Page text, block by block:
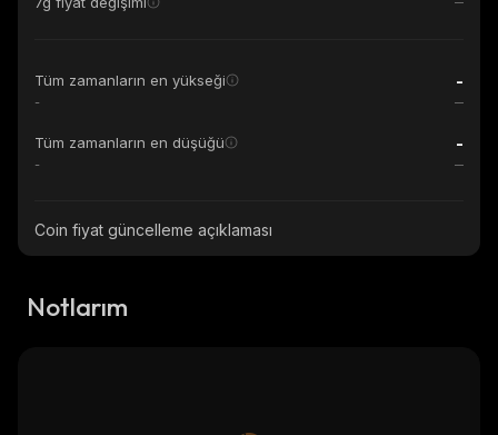
Tüm zamanların en yükseği -
-
Tüm zamanların en düşüğü -
-
Coin fiyat güncelleme açıklaması
Notlarım